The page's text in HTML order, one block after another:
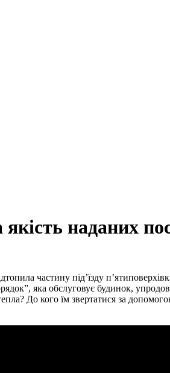
якість наданих
частину під’їзду
яка обслуговує будинок,
До кого їм звертатися за